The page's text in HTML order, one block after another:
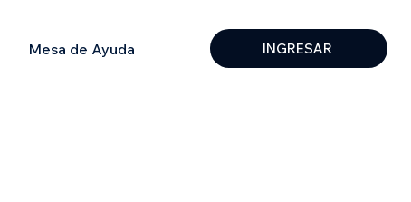
Mesa de Ayuda INGRESAR